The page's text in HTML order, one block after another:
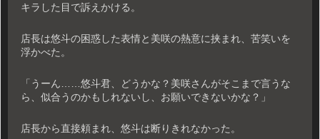
キラした目で訴えかける。
店長は悠斗の困惑した表情と美咲の熱意に挟まれ、苦笑いを
浮かべた。
「うーん……悠斗君、どうかな？美咲さんがそこまで言うな
ら、似合うのかもしれないし、お願いできないかな？」
店長から直接頼まれ、悠斗は断りきれなかった。